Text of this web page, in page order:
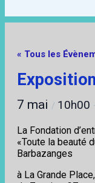
« Tous les
Exposition
7 mai / 10h00
La Fondation
«Toute la beauté
Barbazanges
à La Grande